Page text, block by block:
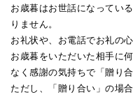
お歳暮はお世話になってい
りません。
お礼状や、お電話でお礼の
お歳暮をいただいた相手に
なく感謝の気持ちで「贈り
ただし、「贈り合い」の場